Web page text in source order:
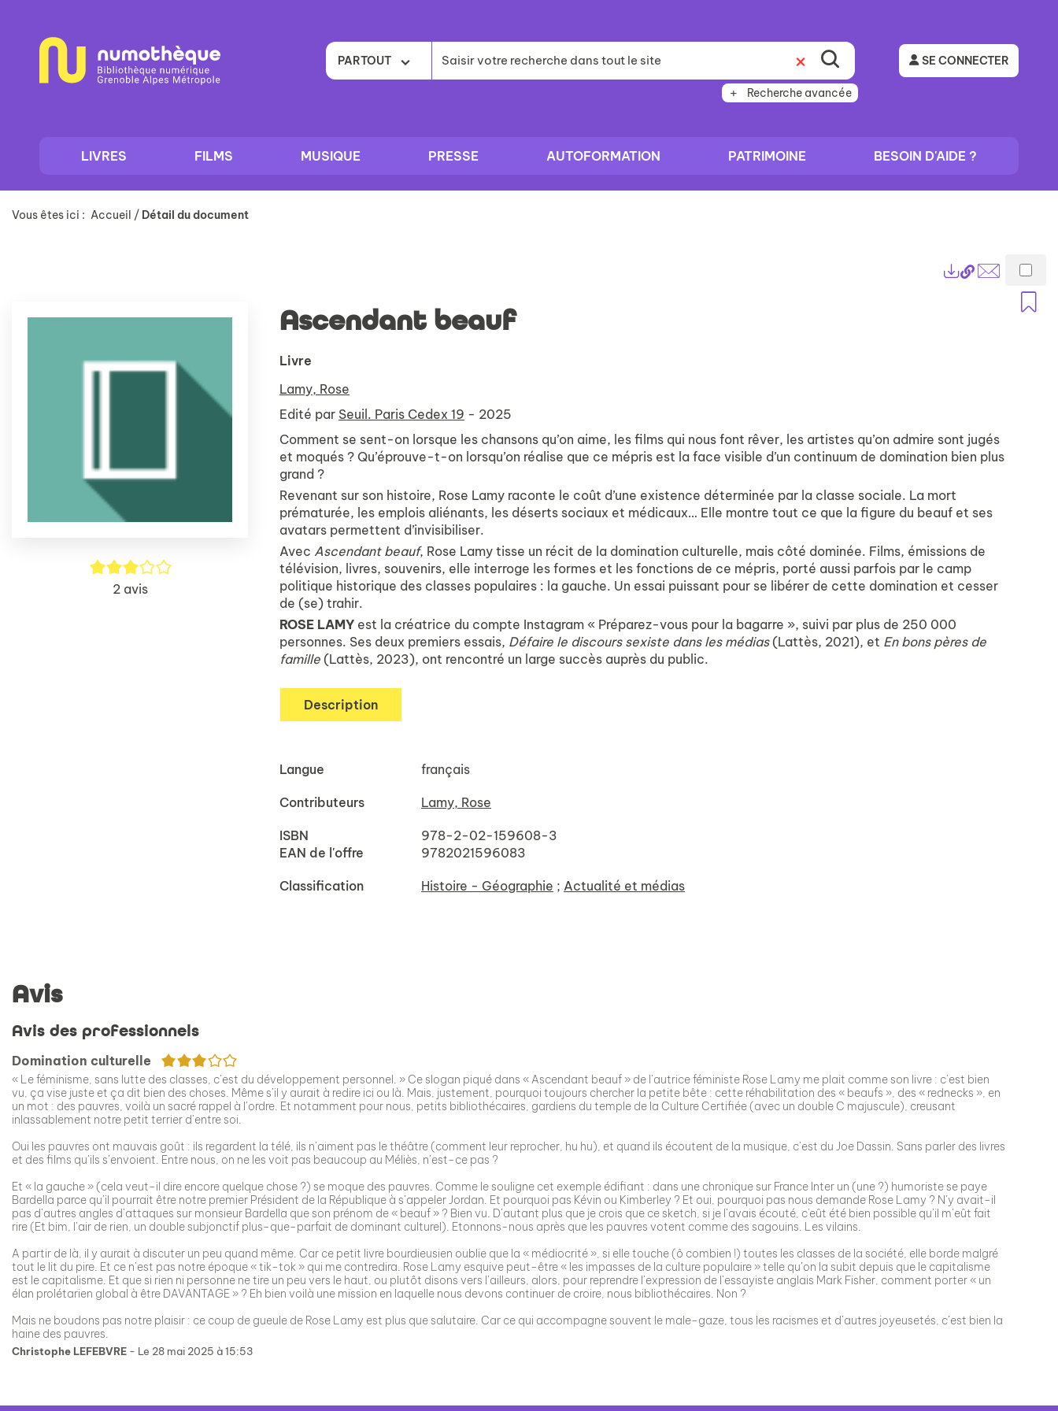
contenu
PARTOUT
Recherche avancée
SE CONNECTER
LIVRES FILMS MUSIQUE PRESSE AUTOFORMATION PATRIMOINE BESOIN D'AIDE ?
Vous êtes ici : Accueil / Détail du document
Lien
permanent
(Nouvelle
Envoyer
3/5
2 avis
Ascendant beauf
Livre
Lamy, Rose
Edité par Seuil. Paris Cedex 19 - 2025
Comment se sent-on lorsque les chansons qu’on aime, les films qui nous font rêver, les artistes qu’on admire sont jugés
et moqués ? Qu’éprouve-t-on lorsqu’on réalise que ce mépris est la face visible d’un continuum de domination bien plus
grand ?
Revenant sur son histoire, Rose Lamy raconte le coût d’une existence déterminée par la classe sociale. La mort
prématurée, les emplois aliénants, les déserts sociaux et médicaux… Elle montre tout ce que la figure du beauf et ses
avatars permettent d’invisibiliser.
Avec Ascendant beauf, Rose Lamy tisse un récit de la domination culturelle, mais côté dominée. Films, émissions de
télévision, livres, souvenirs, elle interroge les formes et les fonctions de ce mépris, porté aussi parfois par le camp
politique historique des classes populaires : la gauche. Un essai puissant pour se libérer de cette domination et cesser
de (se) trahir.
ROSE LAMY est la créatrice du compte Instagram « Préparez-vous pour la bagarre », suivi par plus de 250 000
personnes. Ses deux premiers essais, Défaire le discours sexiste dans les médias(Lattès, 2021), et En bons pères de
famille (Lattès, 2023), ont rencontré un large succès auprès du public.
Description
Langue français
Contributeurs Lamy, Rose
ISBN
978-2-02-159608-3
EAN de l'offre
9782021596083
Classification Histoire - Géographie ; Actualité et médias
Avis
Avis des professionnels
Domination culturelle 3/5
« Le féminisme, sans lutte des classes, c’est du développement personnel. » Ce slogan piqué dans « Ascendant beauf » de l’autrice féministe Rose Lamy me plait comme son livre : c’est bien
vu, ça vise juste et ça dit bien des choses. Même s’il y aurait à redire ici ou là. Mais, justement, pourquoi toujours chercher la petite bête : cette réhabilitation des « beaufs », des « rednecks », en
un mot : des pauvres, voilà un sacré rappel à l’ordre. Et notamment pour nous, petits bibliothécaires, gardiens du temple de la Culture Certifiée (avec un double C majuscule), creusant
inlassablement notre petit terrier d’entre soi.
Oui les pauvres ont mauvais goût : ils regardent la télé, ils n’aiment pas le théâtre (comment leur reprocher, hu hu), et quand ils écoutent de la musique, c’est du Joe Dassin. Sans parler des livres
et des films qu’ils s’envoient. Entre nous, on ne les voit pas beaucoup au Méliès, n’est-ce pas ?
Et « la gauche » (cela veut-il dire encore quelque chose ?) se moque des pauvres. Comme le souligne cet exemple édifiant : dans une chronique sur France Inter un (une ?) humoriste se paye
Bardella parce qu’il pourrait être notre premier Président de la République à s’appeler Jordan. Et pourquoi pas Kévin ou Kimberley ? Et oui, pourquoi pas nous demande Rose Lamy ? N’y avait-il
pas d’autres angles d’attaques sur monsieur Bardella que son prénom de « beauf » ? Bien vu. D’autant plus que je crois que ce sketch, si je l’avais écouté, c'eût été bien possible qu’il m’eût fait
rire (Et bim, l’air de rien, un double subjonctif plus-que-parfait de dominant culturel). Etonnons-nous après que les pauvres votent comme des sagouins. Les vilains.
A partir de là, il y aurait à discuter un peu quand même. Car ce petit livre bourdieusien oublie que la « médiocrité », si elle touche (ô combien !) toutes les classes de la société, elle borde malgré
tout le lit du pire. Et ce n’est pas notre époque « tik-tok » qui me contredira. Rose Lamy esquive peut-être « les impasses de la culture populaire » telle qu’on la subit depuis que le capitalisme
est le capitalisme. Et que si rien ni personne ne tire un peu vers le haut, ou plutôt disons vers l’ailleurs, alors, pour reprendre l’expression de l’essayiste anglais Mark Fisher, comment porter « un
élan prolétarien global à être DAVANTAGE » ? Eh bien voilà une mission en laquelle nous devons continuer de croire, nous bibliothécaires. Non ?
Mais ne boudons pas notre plaisir : ce coup de gueule de Rose Lamy est plus que salutaire. Car ce qui accompagne souvent le male-gaze, tous les racismes et d’autres joyeusetés, c’est bien la
Christophe LEFEBVRE - Le 28 mai 2025 à 15:53